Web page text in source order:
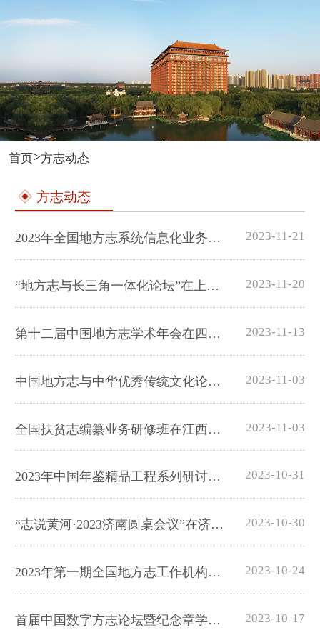
首页>方志动态
方志动态
2023年全国地方志系统信息化业务培训班在江苏扬州举办 2023-11-21
“地方志与长三角一体化论坛”在上海举办 2023-11-20
第十二届中国地方志学术年会在四川省成都市举办 2023-11-13
中国地方志与中华优秀传统文化论坛“地方志与边疆民族地区高质量发展”分论坛在广西防城港市举办 2023-11-03
全国扶贫志编纂业务研修班在江西赣州举行 2023-11-03
2023年中国年鉴精品工程系列研讨会暨第八期全国年鉴主编培训班举行 2023-10-31
“志说黄河·2023济南圆桌会议”在济南济阳举行 2023-10-30
2023年第一期全国地方志工作机构新任负责人培训班在浙江绍兴举办 2023-10-24
首届中国数字方志论坛暨纪念章学诚诞辰285周年学术研讨会在浙江绍兴召开 2023-10-17